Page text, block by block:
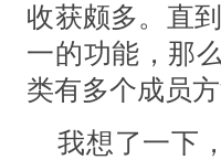
收获颇多。直
⼀的功能，那
类有多个成员
我想了⼀下